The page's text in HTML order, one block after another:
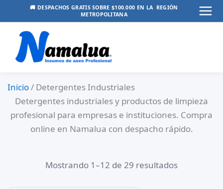
al
contenido
🚚 DESPACHOS GRATIS SOBRE $100.000 EN LA REGIÓN
METROPOLITANA
Inicio/ Detergentes Industriales
Detergentes industriales y productos de limpieza
profesional para empresas e instituciones. Compra
online en Namalua con despacho rápido.
Mostrando 1–12 de 29 resultados